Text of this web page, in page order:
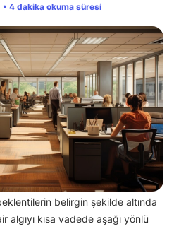
4 dakika okuma süresi
belirgin şekilde altında
algıyı kısa vadede aşağı yönlü